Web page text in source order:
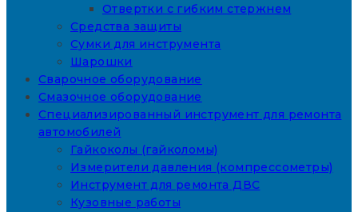
Отвертки с гибким стержнем
Средства защиты
Сумки для инструмента
Шарошки
Сварочное оборудование
Смазочное оборудование
Специализированный инструмент для ремонта
автомобилей
Гайкоколы (гайколомы)
Измерители давления (компрессометры)
Инструмент для ремонта ДВС
Кузовные работы